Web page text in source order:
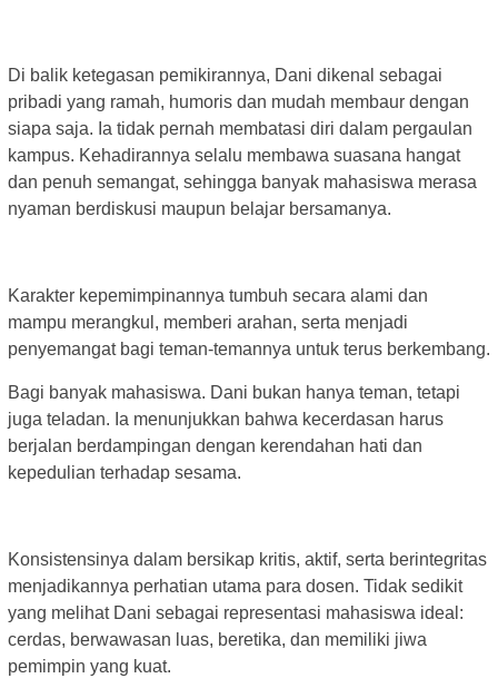
Di balik ketegasan pemikirannya, Dani dikenal sebagai
pribadi yang ramah, humoris dan mudah membaur dengan
siapa saja. Ia tidak pernah membatasi diri dalam pergaulan
kampus. Kehadirannya selalu membawa suasana hangat
dan penuh semangat, sehingga banyak mahasiswa merasa
nyaman berdiskusi maupun belajar bersamanya.
Karakter kepemimpinannya tumbuh secara alami dan
mampu merangkul, memberi arahan, serta menjadi
penyemangat bagi teman-temannya untuk terus berkembang.
Bagi banyak mahasiswa. Dani bukan hanya teman, tetapi
juga teladan. Ia menunjukkan bahwa kecerdasan harus
berjalan berdampingan dengan kerendahan hati dan
kepedulian terhadap sesama.
Konsistensinya dalam bersikap kritis, aktif, serta berintegritas
menjadikannya perhatian utama para dosen. Tidak sedikit
yang melihat Dani sebagai representasi mahasiswa ideal:
cerdas, berwawasan luas, beretika, dan memiliki jiwa
pemimpin yang kuat.